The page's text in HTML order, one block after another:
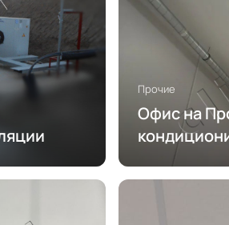
Прочие
Офис на